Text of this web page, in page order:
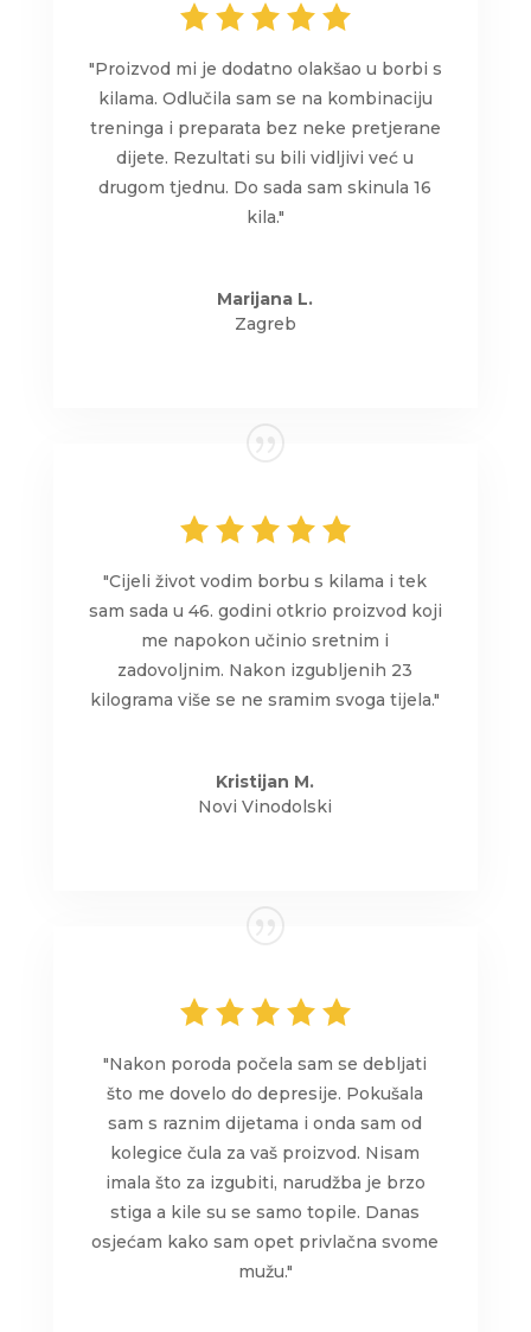
"Proizvod mi je dodatno olakšao u borbi s
kilama. Odlučila sam se na kombinaciju
treninga i preparata bez neke pretjerane
dijete. Rezultati su bili vidljivi već u
drugom tjednu. Do sada sam skinula 16
kila."
Marijana L.
Zagreb
"Cijeli život vodim borbu s kilama i tek
sam sada u 46. godini otkrio proizvod koji
me napokon učinio sretnim i
zadovoljnim. Nakon izgubljenih 23
kilograma više se ne sramim svoga tijela."
Kristijan M.
Novi Vinodolski
"Nakon poroda počela sam se debljati
što me dovelo do depresije. Pokušala
sam s raznim dijetama i onda sam od
kolegice čula za vaš proizvod. Nisam
imala što za izgubiti, narudžba je brzo
stiga a kile su se samo topile. Danas
osjećam kako sam opet privlačna svome
mužu."